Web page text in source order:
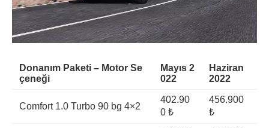
Donanım Paketi – Motor Se
çeneği
Mayıs 2
022
Haziran
2022
Comfort 1.0 Turbo 90 bg 4×2
402.90
0 ₺
456.900
₺